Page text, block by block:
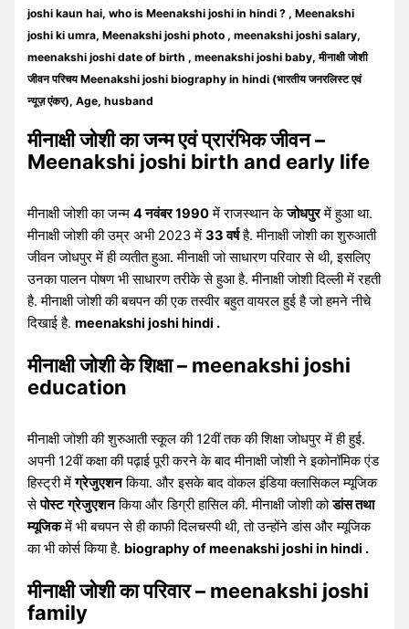
joshi kaun hai, who is Meenakshi joshi in hindi ? , Meenakshi
joshi ki umra, Meenakshi joshi photo , meenakshi joshi salary,
meenakshi joshi date of birth , meenakshi joshi baby, मीनाक्षी जोशी
जीवन परिचय Meenakshi joshi biography in hindi (भारतीय जनरलिस्ट एवं
न्यूज़ एंकर), Age, husband
मीनाक्षी जोशी का जन्म एवं प्रारंभिक जीवन –
Meenakshi joshi birth and early life
मीनाक्षी जोशी का जन्म4 नवंबर 1990में राजस्थान केजोधपुरमें हुआ था.
मीनाक्षी जोशी की उम्र अभी 2023 में33 वर्षहै. मीनाक्षी जोशी का शुरुआती
जीवन जोधपुर में ही व्यतीत हुआ. मीनाक्षी जो साधारण परिवार से थी, इसलिए
उनका पालन पोषण भी साधारण तरीके से हुआ है. मीनाक्षी जोशी दिल्ली में रहती
है. मीनाक्षी जोशी की बचपन की एक तस्वीर बहुत वायरल हुई है जो हमने नीचे
दिखाई है.meenakshi joshi hindi .
मीनाक्षी जोशी के शिक्षा – meenakshi joshi
education
मीनाक्षी जोशी की शुरुआती स्कूल की 12वीं तक की शिक्षा जोधपुर में ही हुई.
अपनी 12वीं कक्षा की पढ़ाई पूरी करने के बाद मीनाक्षी जोशी ने इकोनॉमिक एंड
हिस्ट्री मेंग्रेजुएशनकिया. और इसके बाद वोकल इंडिया क्लासिकल म्यूजिक
सेपोस्ट ग्रेजुएशनकिया और डिग्री हासिल की. मीनाक्षी जोशी कोडांस तथा
म्यूजिकमें भी बचपन से ही काफी दिलचस्पी थी, तो उन्होंने डांस और म्यूजिक
का भी कोर्स किया है. biography of meenakshi joshi in hindi .
मीनाक्षी जोशी का परिवार – meenakshi joshi
family